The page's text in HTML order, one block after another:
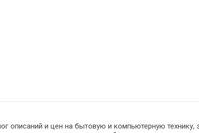
описаний и цен на бытовую и компьютерную